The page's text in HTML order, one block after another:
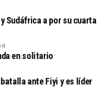
Sudáfrica a por su cuarta
en solitario
batalla ante Fiyi y es líder